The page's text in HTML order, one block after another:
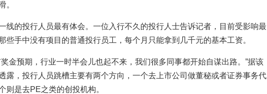
。
线的投行人员最有体会。一位入行不久的投行人士告诉记者，目前受影响最
些手中没有项目的普通投行员工，每个月只能拿到几千元的基本工资。
奖金预期，行业一时半会儿也起不来，我们很多同事都开始自谋出路。”据该
露，投行人员跳槽主要有两个方向，一个去上市公司做董秘或者证券事务代
则是去PE之类的创投机构。